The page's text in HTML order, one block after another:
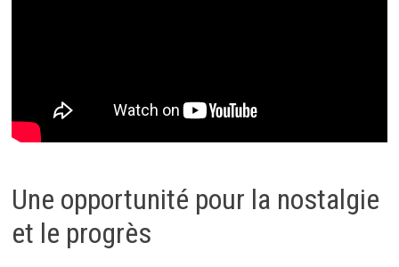
Une opportunité pour la nostalgie
et le progrès